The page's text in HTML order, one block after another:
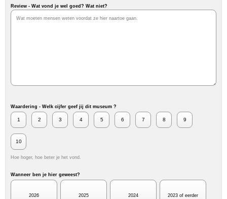
Review - Wat vond je wel goed? Wat niet?
Waardering - Welk cijfer geef jij dit museum ?
1 2 3 4 5 6 7 8 9
10
Hoe hoger, hoe beter je het vond.
Wanneer ben je hier geweest?
2026 2025 2024 2023 of eerder